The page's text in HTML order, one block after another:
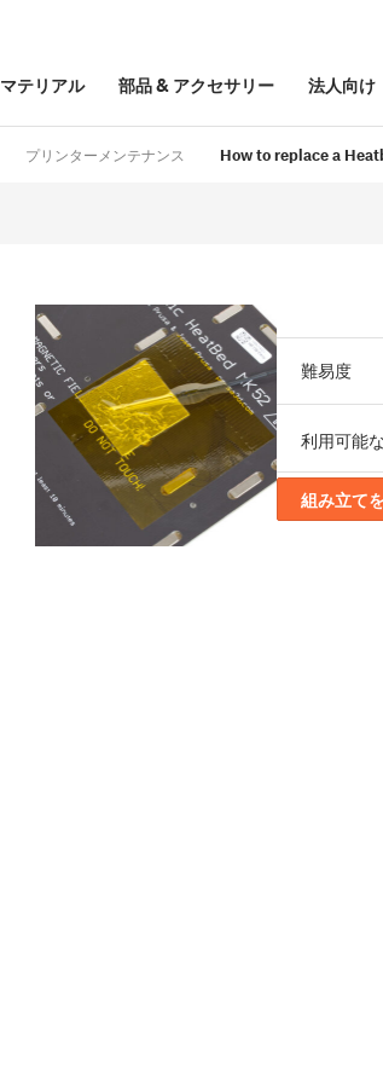
マテリアル 部品& アクセサリー 法人向け
プリンターメンテナンス How to replace a
難易度
利用可能
組み立て